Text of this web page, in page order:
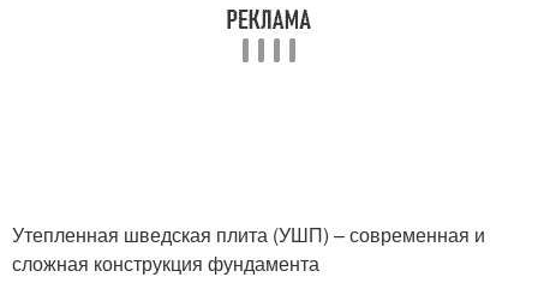
Утепленная шведская плита (УШП) – современная и
сложная конструкция фундамента